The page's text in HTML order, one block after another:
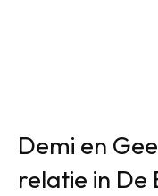
Demi en
relatie in De